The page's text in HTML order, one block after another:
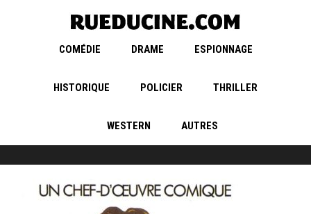
COMÉDIE DRAME ESPIONNAGE
HISTORIQUE POLICIER THRILLER
WESTERN AUTRES